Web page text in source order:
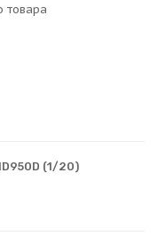
товара
(1/20)